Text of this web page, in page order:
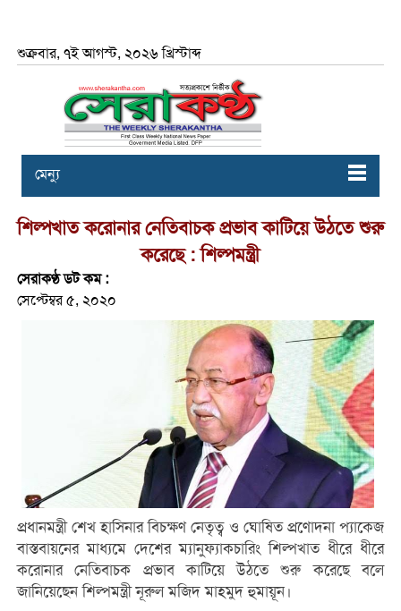
শুক্রবার, ৭ই আগস্ট, ২০২৬ খ্রিস্টাব্দ
মেন্যু
শিল্পখাত করোনার নেতিবাচক প্রভাব কাটিয়ে উঠতে শুরু
করেছে : শিল্পমন্ত্রী
সেরাকণ্ঠ ডট কম :
সেপ্টেম্বর ৫, ২০২০
প্রধানমন্ত্রী শেখ হাসিনার বিচক্ষণ নেতৃত্ব ও ঘোষিত প্রণোদনা প্যাকেজ
বাস্তবায়নের মাধ্যমে দেশের ম্যানুফ্যাকচারিং শিল্পখাত ধীরে ধীরে
করোনার নেতিবাচক প্রভাব কাটিয়ে উঠতে শুরু করেছে বলে
জানিয়েছেন শিল্পমন্ত্রী নূরুল মজিদ মাহমুদ হুমায়ূন।